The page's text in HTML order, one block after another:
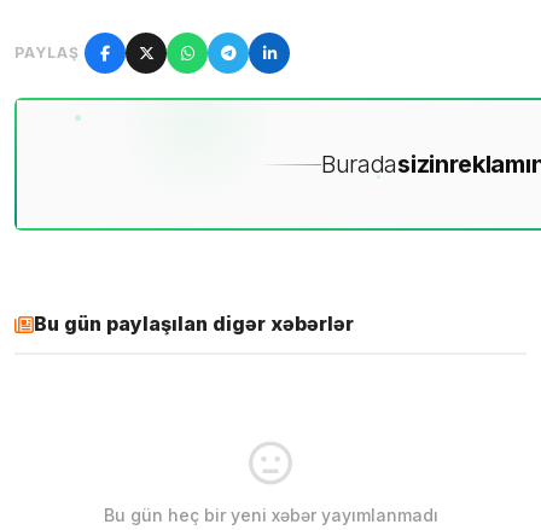
PAYLAŞ
Buradasizin
Bu gün paylaşılan digər xəbərlər
Bu gün heç bir yeni xəbər yayımlanmadı